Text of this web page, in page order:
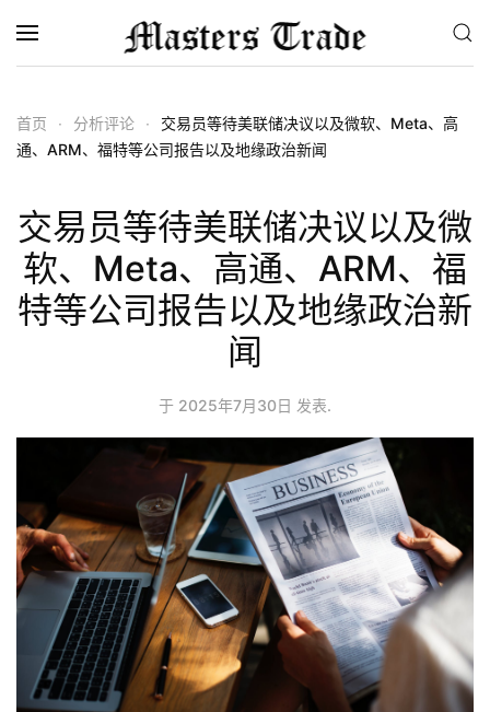
跳至主要内容
首页 分析评论
交易员等待美联储决议以及微软、Meta、高
通、ARM、福特等公司报告以及地缘政治新闻
交易员等待美联储决议以及微
软、Meta、高通、ARM、福
特等公司报告以及地缘政治新
闻
于 2025年7月30日 发表.